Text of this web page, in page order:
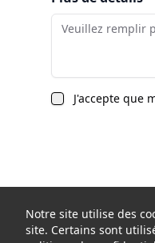
J'accepte que
Notre site utilise des
site. Certains sont